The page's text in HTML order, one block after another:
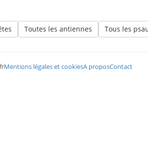
Toutes les antiennes Tous les
Mentions légales et cookiesA proposContact